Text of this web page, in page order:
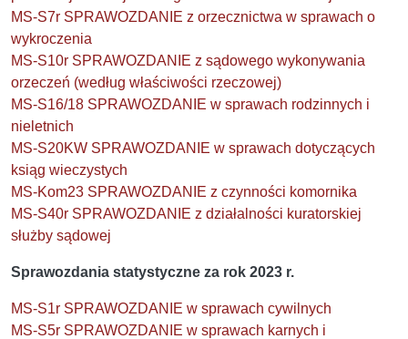
MS-S7r SPRAWOZDANIE z orzecznictwa w sprawach o
wykroczenia
MS-S10r SPRAWOZDANIE z sądowego wykonywania
orzeczeń (według właściwości rzeczowej)
MS-S16/18 SPRAWOZDANIE w sprawach rodzinnych i
nieletnich
MS-S20KW SPRAWOZDANIE w sprawach dotyczących
ksiąg wieczystych
MS-Kom23 SPRAWOZDANIE z czynności komornika
MS-S40r SPRAWOZDANIE z działalności kuratorskiej
służby sądowej
Sprawozdania statystyczne za rok 2023 r.
MS-S1r SPRAWOZDANIE w sprawach cywilnych
MS-S5r SPRAWOZDANIE w sprawach karnych i